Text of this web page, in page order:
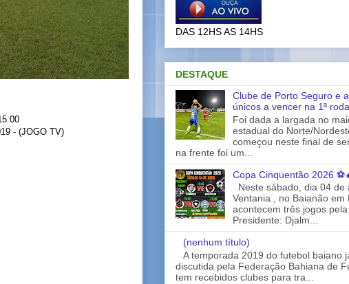
- (JOGO TV)
DAS 12HS AS 14HS
DESTAQUE
Clube de Porto Seguro e
únicos a vencer na 1ª
Foi dada a largada no
estadual do Norte/
começou neste final de
na frente foi um...
Copa Cinquentão 2026
Neste sábado, dia 04 de
Ventania , no Baianão em
acontecem três jogos
Presidente: Djalm...
(nenhum título)
A temporada 2019 do futebol baiano
discutida pela Federação Bahiana de
tem recebidos clubes para tra...